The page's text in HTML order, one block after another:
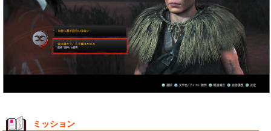
ミッション